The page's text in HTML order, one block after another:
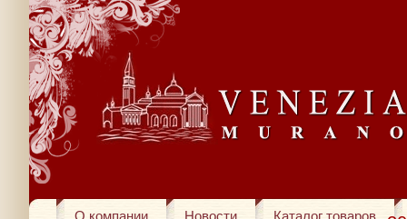
О компании Новости Каталог товаров